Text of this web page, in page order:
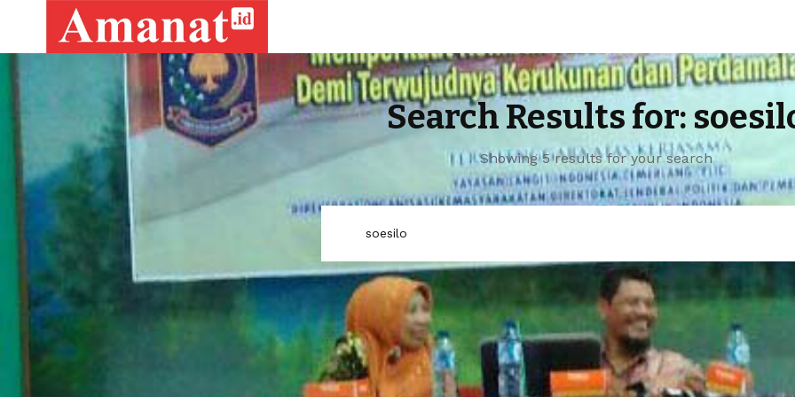
Search Results for:
Showing 5 results for your search